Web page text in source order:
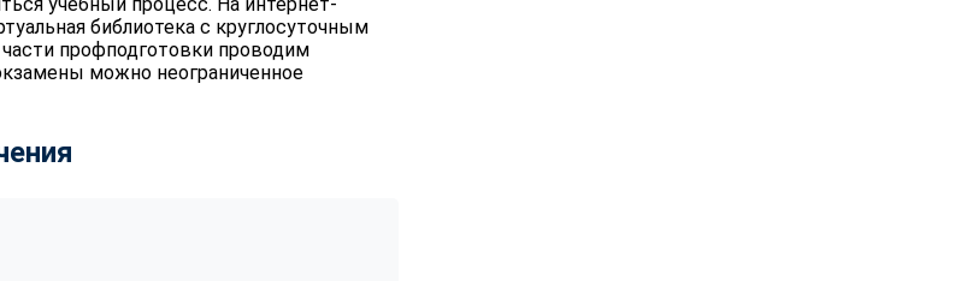
библиотека с круглосуточным
профподготовки проводим
можно неограниченное